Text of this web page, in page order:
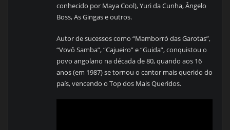
conhecido por Maya Cool), Yuri da Cunha, Ângelo
Boss, As Gingas e outros.
Autor de sucessos como “Mamborró das Garotas”,
“Vovô Samba”, “Cajueiro” e “Guida”, conquistou o
povo angolano na década de 80, quando aos 16
anos (em 1987) se tornou o cantor mais querido do
país, vencendo o Top dos Mais Queridos.